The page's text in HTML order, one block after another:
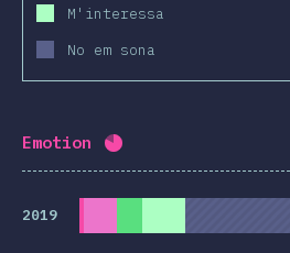
M'interessa
No em sona
Emotion Percentatge
2019